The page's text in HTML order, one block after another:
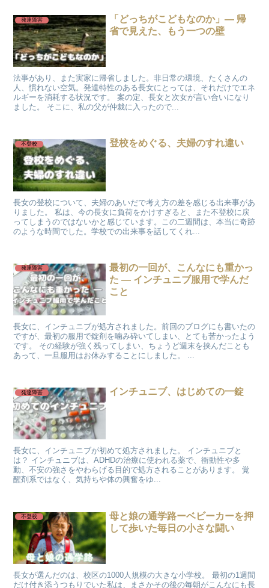
発達障害
「どっちがこどもなのか」― 帰
省で見えた、もう一つの壁
法事があり、また実家に帰省しました。非日常の環境、たくさんの
人、慣れない空気。発達特性のある長女にとっては、それだけでエネ
ルギーを消耗する状況です。 案の定、長女と次女が言い合いになり
ました。 そこに、私の父が仲裁に入ったので...
不登校 登校をめぐる、夫婦のすれ違い
長女の登校について、夫婦のあいだで考え方の差を感じる出来事があ
りました。 私は、今の長女に負荷をかけすぎると、また不登校に戻
ってしまうのではないかと感じています。この二週間は、本当に奇跡
のような時間でした。学校での出来事を話してくれ...
発達障害
最初の一回が、こんなにも重かっ
た ― インチュニブ服用で学んだ
こと
長女に、インチュニブが処方されました。前回のブログにも書いたの
ですが、最初の服用で錠剤を噛み砕いてしまい、とても苦かったよう
です。 その経験が強く残ってしまい、ちょうど週末を挟んだことも
あって、一旦服用はお休みすることにしました。 ...
発達障害 インチュニブ、はじめての一錠
長女に、インチュニブが初めて処方されました。 インチュニブと
は？ インチュニブは、ADHDの治療に使われる薬で、衝動性や多
動、不安の強さをやわらげる目的で処方されることがあります。 覚
醒剤系ではなく、気持ちや体の興奮をゆ...
不登校
母と娘の通学路ーベビーカーを押
して歩いた毎日の小さな闘い
長女が選んだのは、校区の1000人規模の大きな小学校。 最初の1週間
だけ付き添うつもりでいた私は、まさかその後の毎朝がこんなにも長